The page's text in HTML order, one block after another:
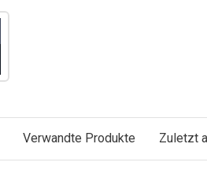
Verwandte Produkte Zuletzt